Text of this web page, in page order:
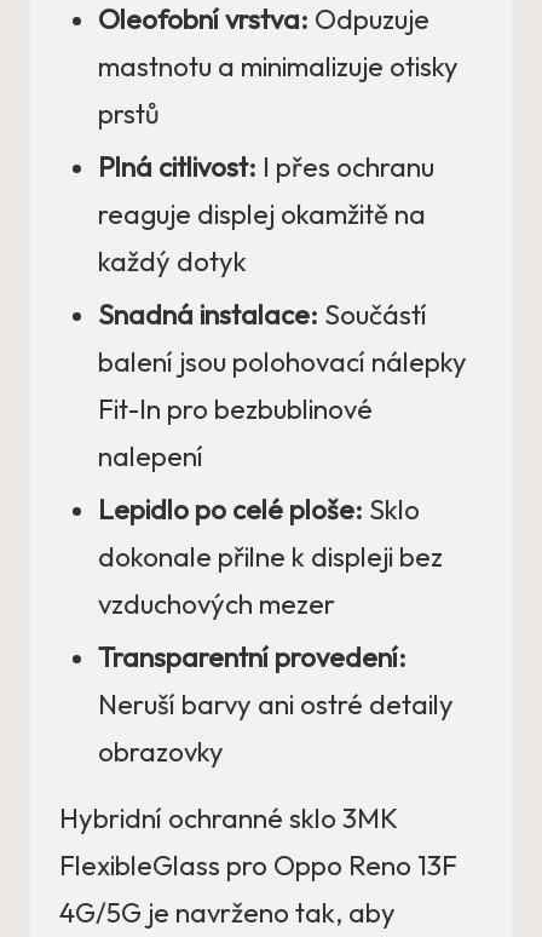
Oleofobní vrstva: Odpuzuje
mastnotu a minimalizuje otisky
prstů
Plná citlivost: I přes ochranu
reaguje displej okamžitě na
každý dotyk
Snadná instalace: Součástí
balení jsou polohovací nálepky
Fit-In pro bezbublinové
nalepení
Lepidlo po celé ploše: Sklo
dokonale přilne k displeji bez
vzduchových mezer
Transparentní provedení:
Neruší barvy ani ostré detaily
obrazovky
Hybridní ochranné sklo 3MK
FlexibleGlass pro Oppo Reno 13F
4G/5G je navrženo tak, aby